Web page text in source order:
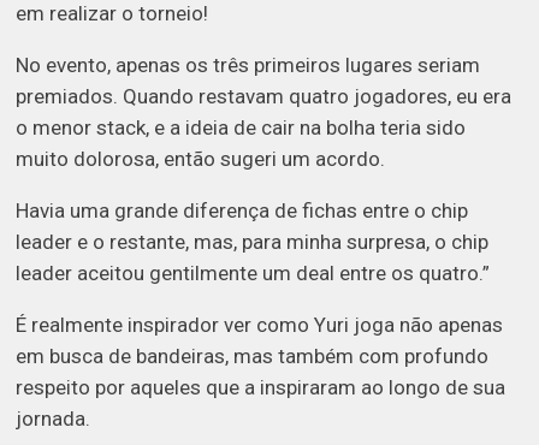
em realizar o torneio!
No evento, apenas os três primeiros lugares seriam
premiados. Quando restavam quatro jogadores, eu era
o menor stack, e a ideia de cair na bolha teria sido
muito dolorosa, então sugeri um acordo.
Havia uma grande diferença de fichas entre o chip
leader e o restante, mas, para minha surpresa, o chip
leader aceitou gentilmente um deal entre os quatro.”
É realmente inspirador ver como Yuri joga não apenas
em busca de bandeiras, mas também com profundo
respeito por aqueles que a inspiraram ao longo de sua
jornada.